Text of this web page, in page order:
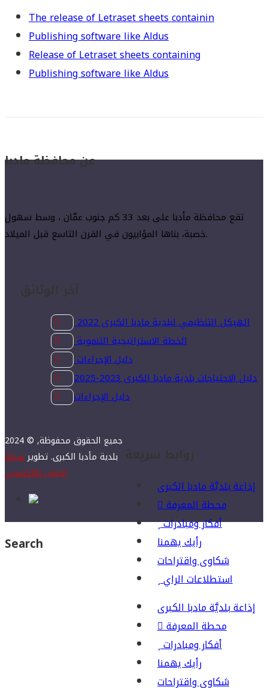
The release of Letraset sheets containin
Publishing software like Aldus
Release of Letraset sheets containing
Publishing software like Aldus
عن محافظة مادبا
تقع محافظة مأدبا على بعد 33 كم جنوب عمّان ، وسط سهول
خصبة، بناها المؤابيون في القرن التاسع قبل الميلاد.
آخر الوثائق
الهيكل التنظيمي لبلدية مادبا الكبرى 2022
الخطة الاستراتيجية التنموية
دليل الإجراءات
دليل الاحتياجات بلدية مادبا الكبرى 2023-2025
دليل الإجراءات
روابط سريعة
إذاعة بلديَّة مادبا الكبرى
محطة المعرفة
أفكار ومبادرات
رأيك يهمنا
شكاوى واقتراحات
استطلاعات الراي
إذاعة بلديَّة مادبا الكبرى
محطة المعرفة
أفكار ومبادرات
رأيك يهمنا
شكاوى واقتراحات
2024 © جميع الحقوق محفوظة,
بلدية مأدبا الكبرى. تطويرشركة
الجواب الالكتروني
Search